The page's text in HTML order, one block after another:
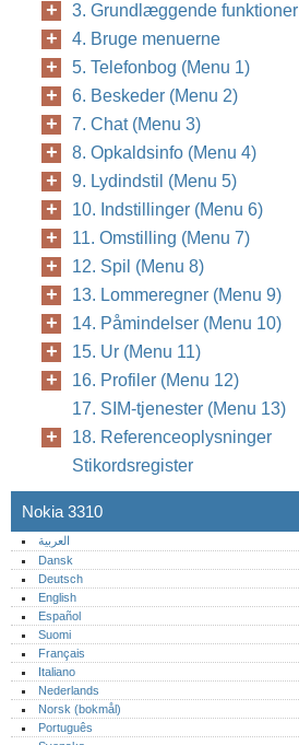
3. Grundlæggende funktioner
4. Bruge menuerne
5. Telefonbog (Menu 1)
6. Beskeder (Menu 2)
7. Chat (Menu 3)
8. Opkaldsinfo (Menu 4)
9. Lydindstil (Menu 5)
10. Indstillinger (Menu 6)
11. Omstilling (Menu 7)
12. Spil (Menu 8)
13. Lommeregner (Menu 9)
14. Påmindelser (Menu 10)
15. Ur (Menu 11)
16. Profiler (Menu 12)
17. SIM-tjenester (Menu 13)
18. Referenceoplysninger
Stikordsregister
Nokia 3310
العربية
Dansk
Deutsch
English
Español
Suomi
Français
Italiano
Nederlands
Norsk (bokmål)‎
Português‎